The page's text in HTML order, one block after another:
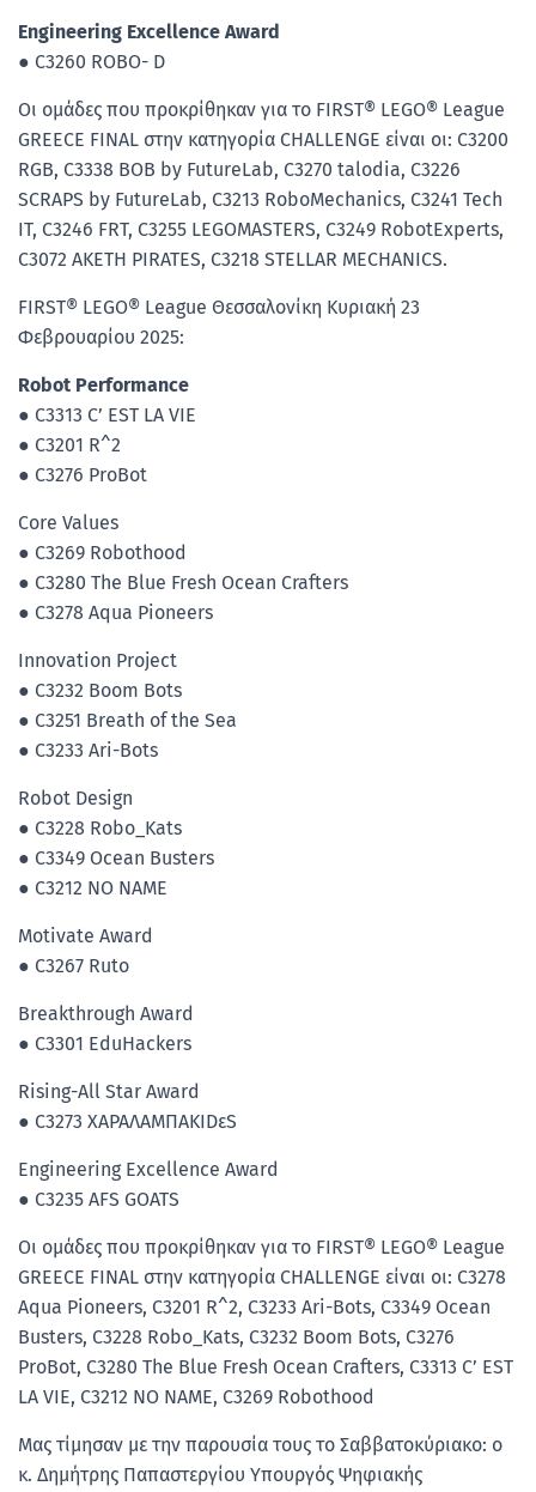
Engineering Excellence Award
● C3260 ROBO- D
Οι ομάδες που προκρίθηκαν για το FIRST® LEGO® League
GREECE FINAL στην κατηγορία CHALLENGE είναι οι: C3200
RGB, C3338 BOB by FutureLab, C3270 talodia, C3226
SCRAPS by FutureLab, C3213 RoboMechanics, C3241 Tech
IT, C3246 FRT, C3255 LEGOMASTERS, C3249 RobotExperts,
C3072 AKETH PIRATES, C3218 STELLAR MECHANICS.
FIRST® LEGO® League Θεσσαλονίκη Κυριακή 23
Φεβρουαρίου 2025:
Robot Performance
● C3313 C’ EST LA VIE
● C3201 R^2
● C3276 ProBot
Core Values
● C3269 Robothood
● C3280 The Blue Fresh Ocean Crafters
● C3278 Aqua Pioneers
Innovation Project
● C3232 Boom Bots
● C3251 Breath of the Sea
● C3233 Ari-Bots
Robot Design
● C3228 Robo_Kats
● C3349 Ocean Busters
● C3212 NO NAME
Motivate Award
● C3267 Ruto
Breakthrough Award
● C3301 EduHackers
Rising-All Star Award
● C3273 ΧΑΡΑΛΑΜΠΑΚΙDεS
Engineering Excellence Award
● C3235 AFS GOATS
Οι ομάδες που προκρίθηκαν για το FIRST® LEGO® League
GREECE FINAL στην κατηγορία CHALLENGE είναι οι: C3278
Aqua Pioneers, C3201 R^2, C3233 Ari-Bots, C3349 Ocean
Busters, C3228 Robo_Kats, C3232 Boom Bots, C3276
ProBot, C3280 The Blue Fresh Ocean Crafters, C3313 C’ EST
LA VIE, C3212 NO NAME, C3269 Robothood
Μας τίμησαν με την παρουσία τους το Σαββατοκύριακο: ο
κ. Δημήτρης Παπαστεργίου Υπουργός Ψηφιακής